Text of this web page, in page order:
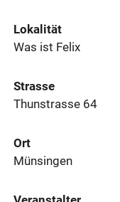
Lokalität
Was ist Felix
Strasse
Thunstrasse 64
Ort
Münsingen